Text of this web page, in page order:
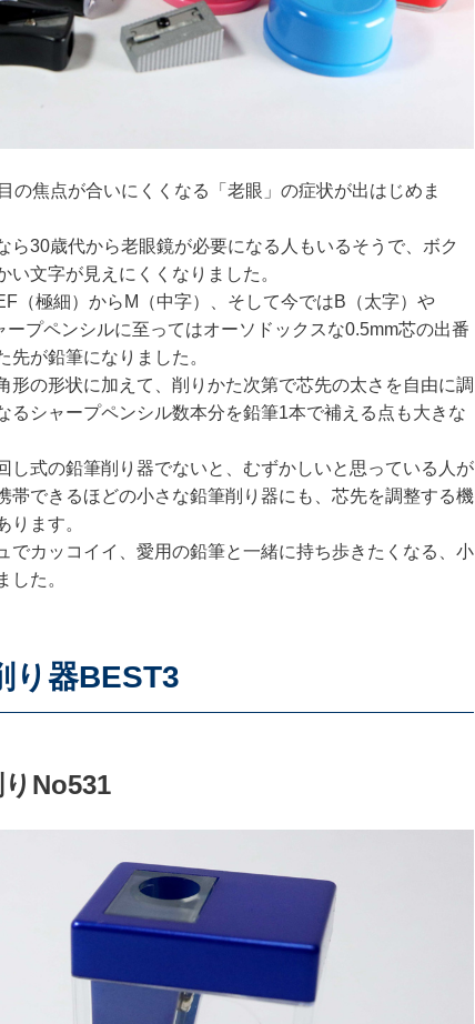
焦点が合いにくくなる「老眼」の症状が出はじめま
ら30歳代から老眼鏡が必要になる人もいるそうで、ボク
い文字が見えにくくなりました。
（極細）からM（中字）、そして今ではB（太字）や
プペンシルに至ってはオーソドックスな0.5mm芯の出番
が鉛筆になりました。
形の形状に加えて、削りかた次第で芯先の太さを自由に調
るシャープペンシル数本分を鉛筆1本で補える点も大きな
し式の鉛筆削り器でないと、むずかしいと思っている人が
帯できるほどの小さな鉛筆削り器にも、芯先を調整する機
ります。
でカッコイイ、愛用の鉛筆と一緒に持ち歩きたくなる、小
した。
り器BEST3
No531